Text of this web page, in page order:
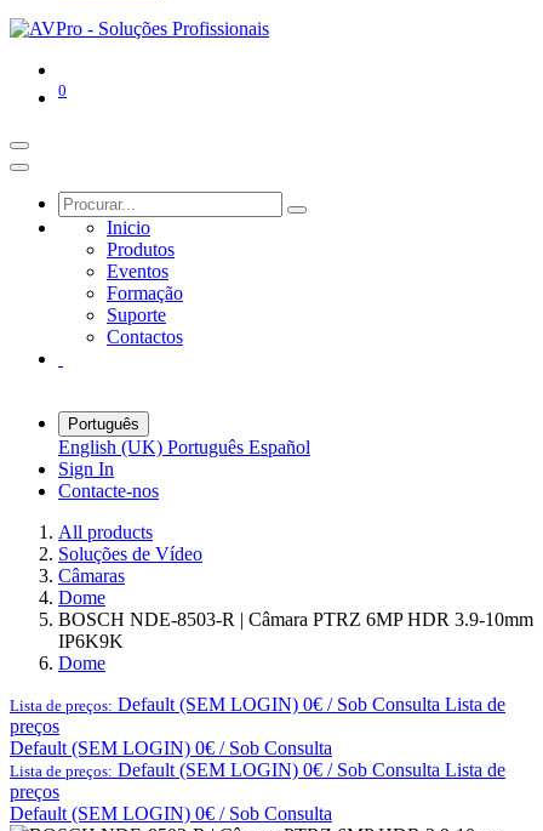
0
Inicio
Produtos
Eventos
Formação
Suporte
Contactos
Português
English (UK) Português Español
Sign In
Contacte-nos
All products
Soluções de Vídeo
Câmaras
Dome
BOSCH NDE-8503-R | Câmara PTRZ 6MP HDR 3.9-10mm
IP6K9K
Dome
Lista de preços: Default (SEM LOGIN) 0€ / Sob Consulta Lista de
preços
Default (SEM LOGIN) 0€ / Sob Consulta
Lista de preços: Default (SEM LOGIN) 0€ / Sob Consulta Lista de
preços
Default (SEM LOGIN) 0€ / Sob Consulta